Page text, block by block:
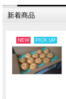
新着商品
NEW PICK UP